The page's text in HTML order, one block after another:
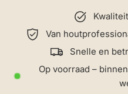
Van
Snelle en
Op voorraad –